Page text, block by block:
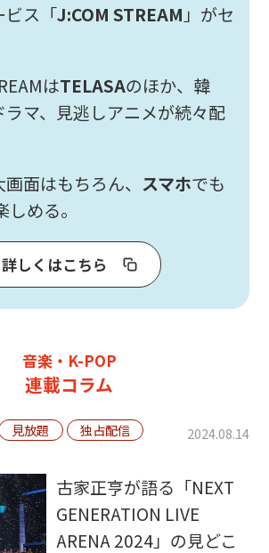
ビス「J:COM STREAM 」がセ
はTELASAのほか、韓
ラマ、見逃しアニメが続々配
面はもちろん、 スマホでも
める。
詳しくはこちら
音楽・K-POP
連載コラム
見放題
独占配信
2024.08.14
古家正亨が語る「NEXT
GENERATION LIVE
ARENA 2024」の見どこ